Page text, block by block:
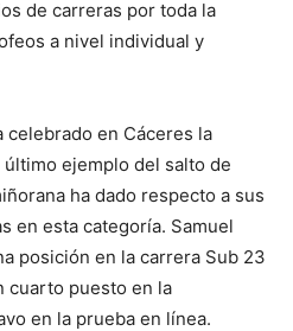
de carreras por toda la
a nivel individual y
celebrado en Cáceres la
último ejemplo del salto de
ha dado respecto a sus
en esta categoría. Samuel
posición en la carrera Sub 23
cuarto puesto en la
en la prueba en línea.